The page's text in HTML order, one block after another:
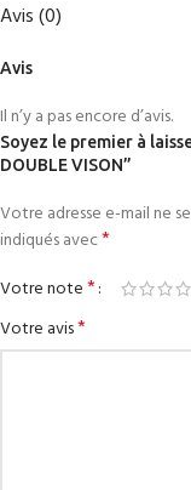
Avis (0)
Avis
Il n’y a pas encore d’avis.
Soyez le premier à
DOUBLE VISON”
Votre adresse e-mail ne
indiqués avec*
Votre note*
Votre avis*